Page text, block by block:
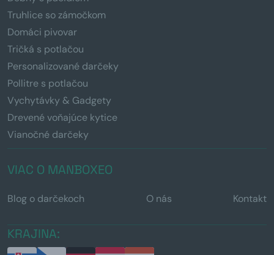
Truhlice so zámočkom
Domáci pivovar
Tričká s potlačou
Personalizované darčeky
Pollitre s potlačou
Vychytávky & Gadgety
Drevené voňajúce kytice
Vianočné darčeky
VIAC O MANBOXEO
Blog o darčekoch O nás Kontakt
KRAJINA: